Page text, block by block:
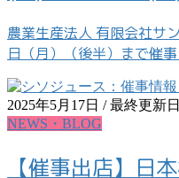
農業生産法人 有限会社サ
日（月）（後半）まで催
2025年5月17日 / 最終更新
NEWS・BLOG
【催事出店】日